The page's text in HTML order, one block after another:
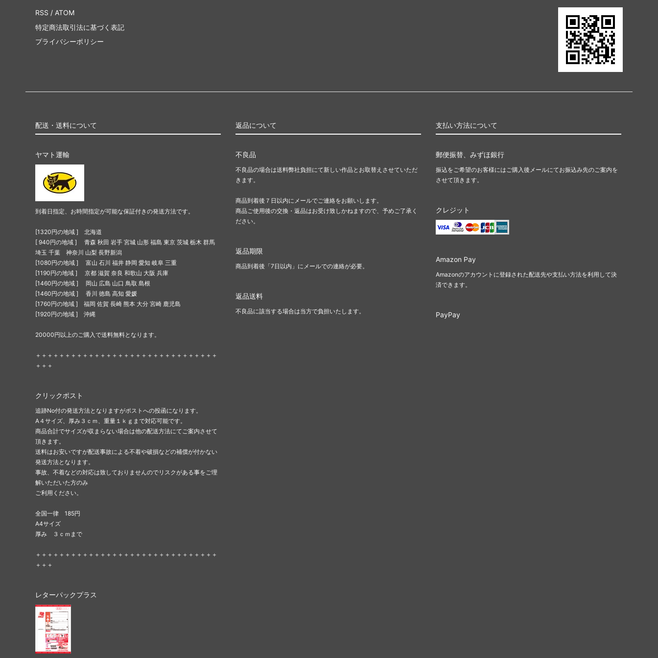
RSS / ATOM
特定商法取引法に基づく表記
プライバシーポリシー
配送・送料について
ヤマト運輸
到着日指定、お時間指定が可能な保証付きの発送方法です。
[1320円の地域 ] 北海道
[ 940円の地域 ] 青森 秋田 岩手 宮城 山形 福島 東京 茨城 栃木 群馬
埼玉 千葉 神奈川 山梨 長野新潟
[1080円の地域 ] 富山 石川 福井 静岡 愛知 岐阜 三重
[1190円の地域 ] 京都 滋賀 奈良 和歌山 大阪 兵庫
[1460円の地域 ] 岡山 広島 山口 鳥取 島根
[1460円の地域 ] 香川 徳島 高知 愛媛
[1760円の地域 ] 福岡 佐賀 長崎 熊本 大分 宮崎 鹿児島
[1920円の地域 ] 沖縄
20000円以上のご購入で送料無料となります。
＋＋＋＋＋＋＋＋＋＋＋＋＋＋＋＋＋＋＋＋＋＋＋＋＋＋＋＋＋＋＋
＋＋＋
クリックポスト
追跡No付の発送方法となりますがポストへの投函になります。
A４サイズ、厚み３ｃｍ、重量１ｋｇまで対応可能です。
商品合計でサイズが収まらない場合は他の配送方法にてご案内させて
頂きます。
送料はお安いですが配送事故による不着や破損などの補償が付かない
発送方法となります。
事故、不着などの対応は致しておりませんのでリスクがある事をご理
解いただいた方のみ
ご利用ください。
全国一律 185円
A4サイズ
厚み ３ｃｍまで
＋＋＋＋＋＋＋＋＋＋＋＋＋＋＋＋＋＋＋＋＋＋＋＋＋＋＋＋＋＋＋
＋＋＋
レターパックプラス
返品について
不良品
不良品の場合は送料弊社負担にて新しい作品とお取替えさせていただ
きます。
商品到着後７日以内にメールでご連絡をお願いします。
商品ご使用後の交換・返品はお受け致しかねますので、予めご了承く
ださい。
返品期限
商品到着後「7日以内」にメールでの連絡が必要。
返品送料
不良品に該当する場合は当方で負担いたします。
支払い方法について
郵便振替、みずほ銀行
振込をご希望のお客様にはご購入後メールにてお振込み先のご案内を
させて頂きます。
クレジット
Amazon Pay
Amazonのアカウントに登録された配送先や支払い方法を利用して決
済できます。
PayPay